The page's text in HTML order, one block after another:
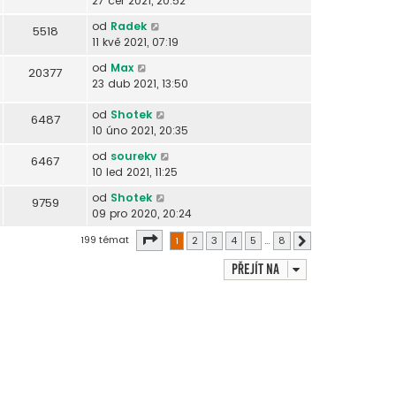
5518 od Radek
11 kvě 2021, 07:19
20377 od Max
23 dub 2021, 13:50
6487 od Shotek
10 úno 2021, 20:35
6467 od sourekv
10 led 2021, 11:25
9759 od Shotek
09 pro 2020, 20:24
199 témat Stránka z8
1 2 3 4 5 … 8
Přejít na